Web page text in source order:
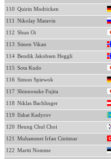
110 Quirin Modricken
111 Nikolay Matavin
112 Shun Oi
113 Simen Vikan
114 Bendik Jakobsen Heggli
115 Sota Kudo
116 Simon Spiewok
117 Shinnosuke Fujita
118 Niklas Bachlinger
119 Ilshat Kadyrov
120 Heung Chul Choi
121 Muhammet Irfan Cintimar
122 Martti Nomme